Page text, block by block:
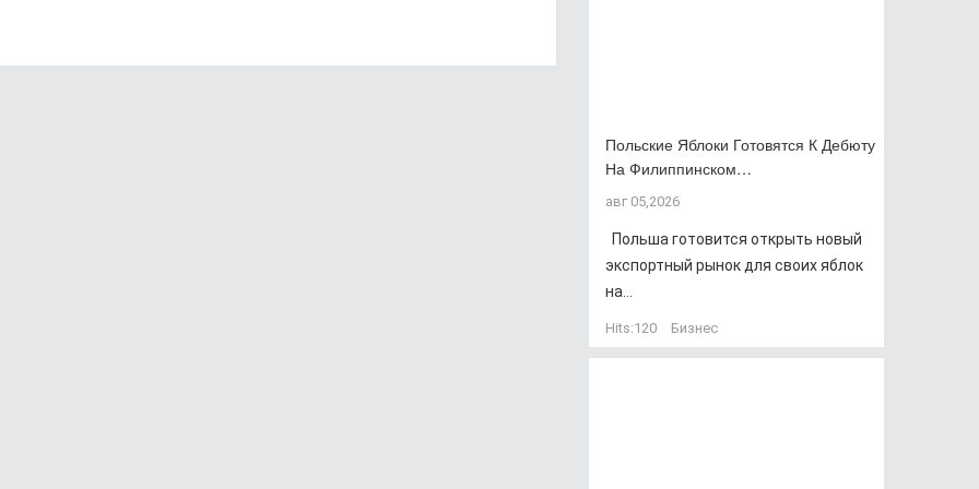
Польские Яблоки Готовятся К Дебюту
На Филиппинском…
авг 05,2026
Польша готовится открыть новый
экспортный рынок для своих яблок
на...
Hits:120 Бизнес